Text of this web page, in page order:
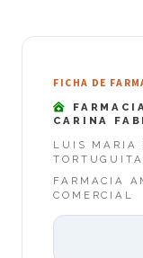
FICHA DE
CARINA
LUIS MARIA
FARMACIA
COMERCIAL